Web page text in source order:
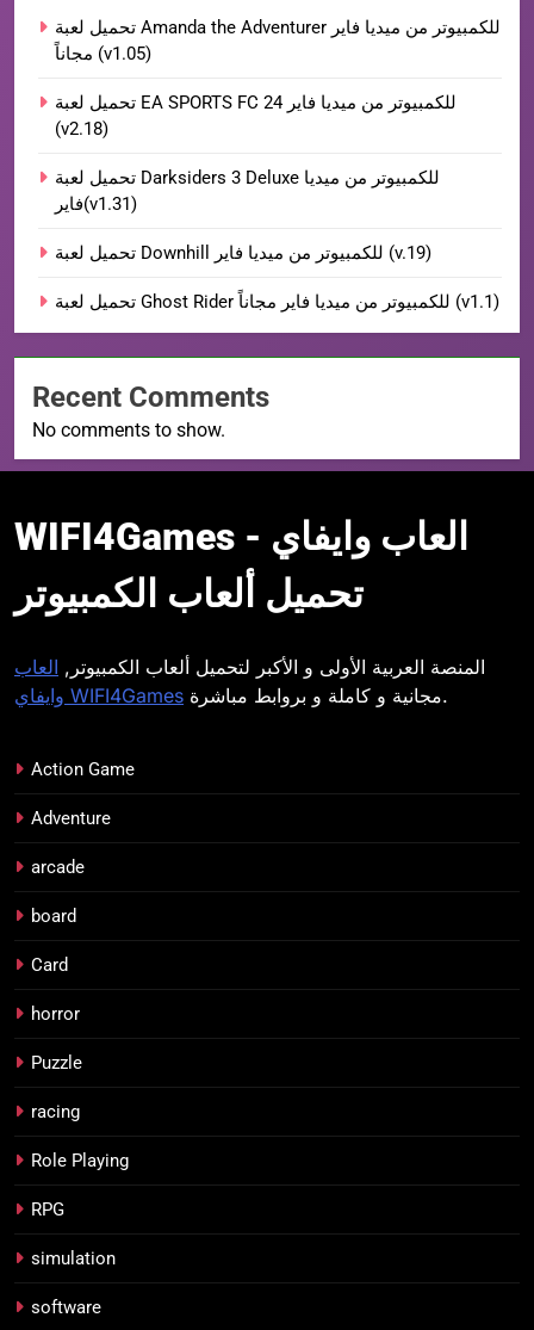
تحميل لعبة Amanda the Adventurer للكمبيوتر من ميديا فاير
مجاناً (v1.05)
تحميل لعبة EA SPORTS FC 24 للكمبيوتر من ميديا فاير
(v2.18)
تحميل لعبة Darksiders 3 Deluxe للكمبيوتر من ميديا
فاير(v1.31)
تحميل لعبة Downhill للكمبيوتر من ميديا فاير (v.19)
تحميل لعبة Ghost Rider للكمبيوتر من ميديا فاير مجاناً (v1.1)
Recent Comments
No comments to show.
WIFI4Games العاب
وايفايWIFI4Games العاب وايفاي -
تحميل ألعاب الكمبيوتر
المنصة العربية الأولى و الأكبر لتحميل ألعاب الكمبيوتر, العاب
وايفاي WIFI4Games
مجانية و كاملة و بروابط مباشرة.
Action Game
Adventure
arcade
board
Card
horror
Puzzle
racing
Role Playing
RPG
simulation
software